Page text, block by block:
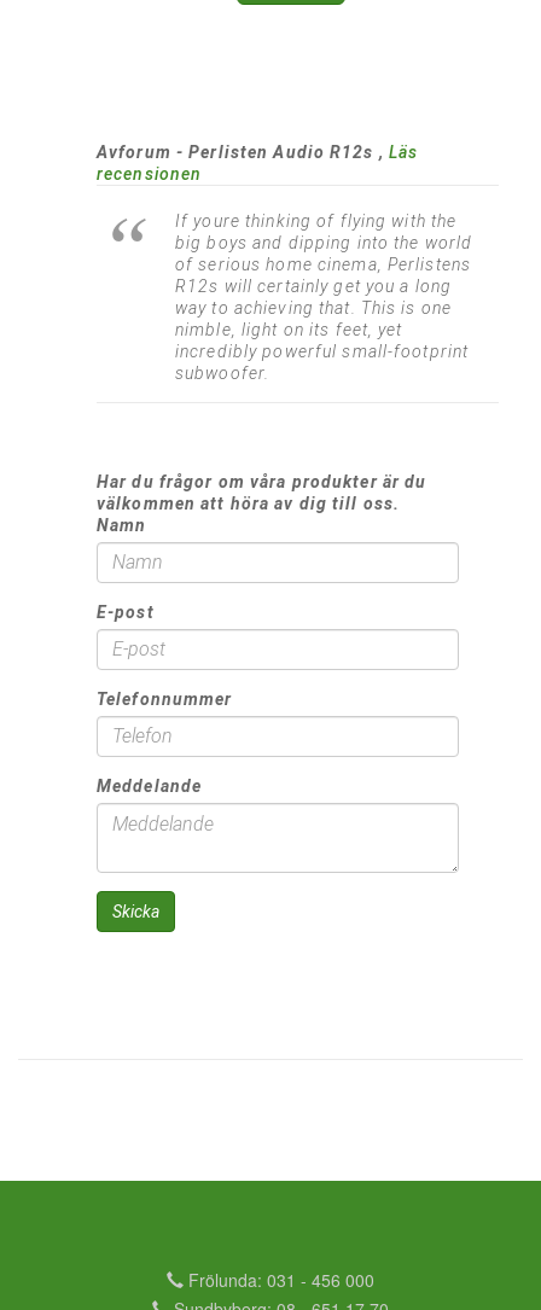
Avforum - Perlisten Audio R12s , Läs
recensionen
If youre thinking of flying with the
big boys and dipping into the world
of serious home cinema, Perlistens
R12s will certainly get you a long
way to achieving that. This is one
nimble, light on its feet, yet
incredibly powerful small-footprint
subwoofer.
Har du frågor om våra produkter är du
välkommen att höra av dig till oss.
Namn
E-post
Telefonnummer
Meddelande
Skicka
Frölunda: 031 - 456 000